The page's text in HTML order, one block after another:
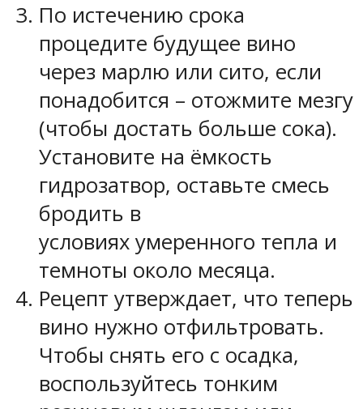
По истечению срока
процедите будущее вино
через марлю или сито, если
понадобится – отожмите мезгу
(чтобы достать больше сока).
Установите на ёмкость
гидрозатвор, оставьте смесь
бродить в
условиях умеренного тепла и
темноты около месяца.
Рецепт утверждает, что теперь
вино нужно отфильтровать.
Чтобы снять его с осадка,
воспользуйтесь тонким